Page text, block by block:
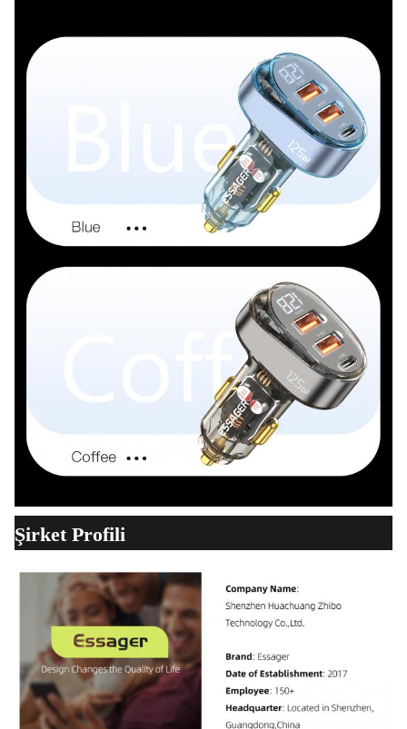
Şirket Profili